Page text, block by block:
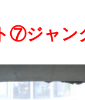
⑦ジャン